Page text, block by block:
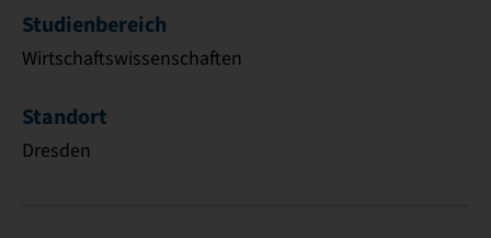
Studienbereich
Wirtschaftswissenschaften
Standort
Dresden